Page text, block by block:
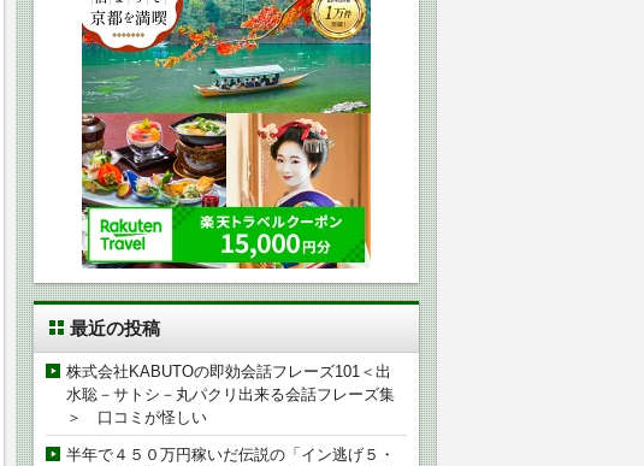
最近の投稿
株式会社KABUTOの即効会話フレーズ101＜出
水聡－サトシ－丸パクリ出来る会話フレーズ集
＞ 口コミが怪しい
半年で４５０万円稼いだ伝説の「イン逃げ５・